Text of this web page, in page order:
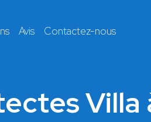
Avis Contactez-nous
Villa